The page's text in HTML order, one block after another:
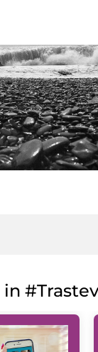
in